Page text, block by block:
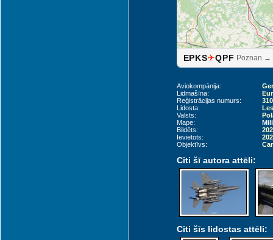
EPKS✈QPF Poznan →
Aviokompānija:
Lidmašīna:
Reģistrācijas numurs:
Lidosta:
Valsts:
Mape:
Bildēts:
Ievietots:
Objektīvs:
Citi šī autora attēli:
Citi šīs lidostas attēli: